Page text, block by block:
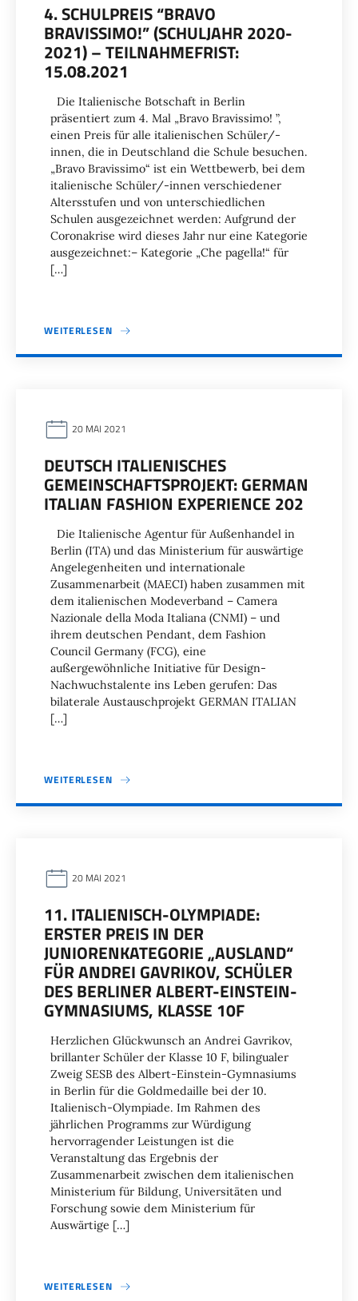
4. SCHULPREIS “BRAVO
BRAVISSIMO!” (SCHULJAHR 2020-
2021) – TEILNAHMEFRIST:
15.08.2021
Die Italienische Botschaft in Berlin
präsentiert zum 4. Mal „Bravo Bravissimo! ”,
einen Preis für alle italienischen Schüler/-
innen, die in Deutschland die Schule besuchen.
„Bravo Bravissimo“ ist ein Wettbewerb, bei dem
italienische Schüler/-innen verschiedener
Altersstufen und von unterschiedlichen
Schulen ausgezeichnet werden: Aufgrund der
Coronakrise wird dieses Jahr nur eine Kategorie
ausgezeichnet:– Kategorie „Che pagella!“ für
[…]
WEITERLESEN
20 MAI 2021
DEUTSCH ITALIENISCHES
GEMEINSCHAFTSPROJEKT: GERMAN
ITALIAN FASHION EXPERIENCE 202
Die Italienische Agentur für Außenhandel in
Berlin (ITA) und das Ministerium für auswärtige
Angelegenheiten und internationale
Zusammenarbeit (MAECI) haben zusammen mit
dem italienischen Modeverband – Camera
Nazionale della Moda Italiana (CNMI) – und
ihrem deutschen Pendant, dem Fashion
Council Germany (FCG), eine
außergewöhnliche Initiative für Design-
Nachwuchstalente ins Leben gerufen: Das
bilaterale Austauschprojekt GERMAN ITALIAN
[…]
WEITERLESEN
20 MAI 2021
11. ITALIENISCH-OLYMPIADE:
ERSTER PREIS IN DER
JUNIORENKATEGORIE „AUSLAND“
FÜR ANDREI GAVRIKOV, SCHÜLER
DES BERLINER ALBERT-EINSTEIN-
GYMNASIUMS, KLASSE 10F
Herzlichen Glückwunsch an Andrei Gavrikov,
brillanter Schüler der Klasse 10 F, bilingualer
Zweig SESB des Albert-Einstein-Gymnasiums
in Berlin für die Goldmedaille bei der 10.
Italienisch-Olympiade. Im Rahmen des
jährlichen Programms zur Würdigung
hervorragender Leistungen ist die
Veranstaltung das Ergebnis der
Zusammenarbeit zwischen dem italienischen
Ministerium für Bildung, Universitäten und
Forschung sowie dem Ministerium für
Auswärtige […]
WEITERLESEN